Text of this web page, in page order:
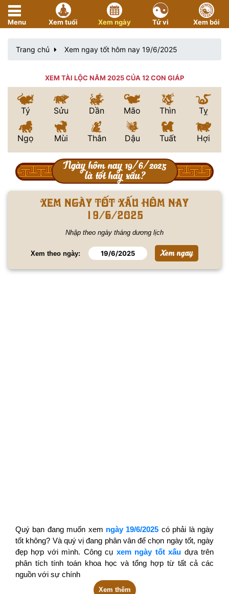
Menu Xem tuổi Xem ngày Tử vi Xem bói
Trang chủ Xem ngay tốt hôm nay 19/6/2025
XEM TÀI LỘC NĂM 2025 CỦA 12 CON GIÁP
Tý Sửu Dần Mão Thìn Tỵ
Ngọ Mùi Thân Dậu Tuất Hợi
Ngày hôm nay 19/6/2025
là tốt hay xấu?
Xem ngày tốt xấu hôm nay
19/6/2025
Nhập theo ngày tháng dương lịch
Xem theo ngày:
Quý bạn đang muốn xem ngày 19/6/2025 có phải là ngày
tốt không? Và quý vị đang phân vân để chọn ngày tốt, ngày
đẹp hợp với mình. Công cụ xem ngày tốt xấu dựa trên
phân tích tính toán khoa học và tổng hợp từ tất cả các
nguồn với sự chính
Xem thêm